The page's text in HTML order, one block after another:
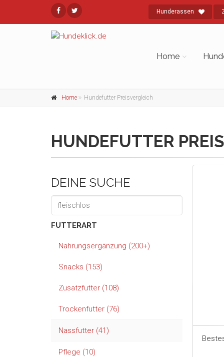
Hunderassen
Home
Home Hundefutter Preisvergleich
HUNDEFUTTER
DEINE SUCHE
FUTTERART
Nahrungsergänzung (200+)
Snacks (153)
Zusatzfutter (108)
Trockenfutter (76)
Nassfutter (41)
Pflege (10)